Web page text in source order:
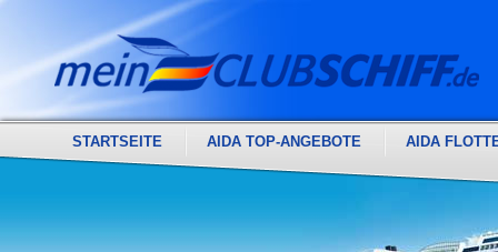
STARTSEITE AIDA TOP-ANGEBOTE AIDA